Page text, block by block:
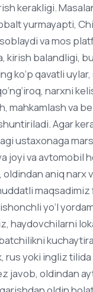
kerakligi.
yurmayapti,
va mos
kirish balandligi,
ko‘p qavatli
narxni
mahkamlash va
Agar
ustaxonaga
joyi va avtomobil
oldindan aniq
yo‘l
haydovchilarni
rus yoki ingliz
javob, oldindan